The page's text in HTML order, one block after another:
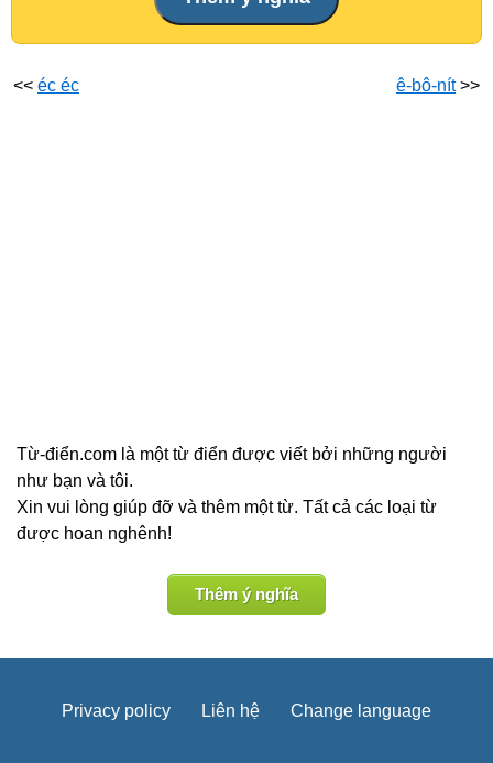
<< éc éc ê-bô-nít>>
Từ-điển.com là một từ điển được viết bởi những người
như bạn và tôi.
Xin vui lòng giúp đỡ và thêm một từ. Tất cả các loại từ
được hoan nghênh!
Thêm ý nghĩa
Privacy policy Liên hệ Change language